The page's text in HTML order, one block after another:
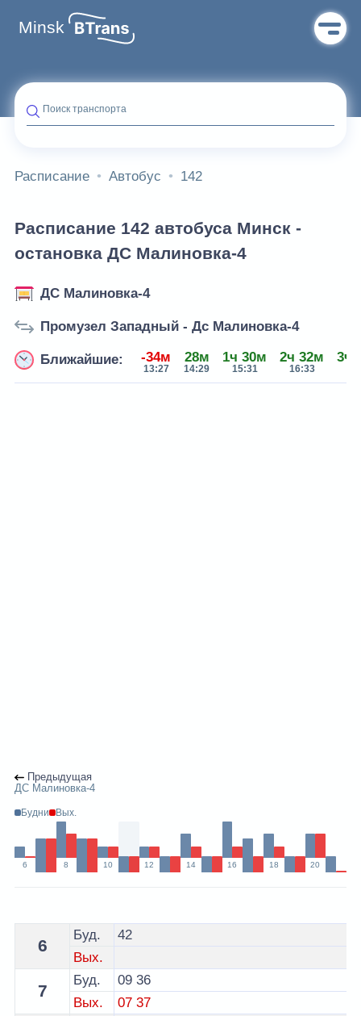
Minsk
Поиск транспорта
Расписание Автобус 142
Расписание 142 автобуса Минск -
остановка ДС Малиновка-4
ДС Малиновка-4
Промузел Западный - Дс Малиновка-4
Ближайшие: -34м
13:27
28м
14:29
1ч 30м
15:31
2ч 32м
16:33
3ч
Предыдущая
ДС Малиновка-4
Будни Вых.
6 8 10 12 14 16 18 20
Расписание 142 автобуса Минск - остановка ДС
6
Буд.
42
Вых.
7
Буд. 09 36
Вых.
07 37